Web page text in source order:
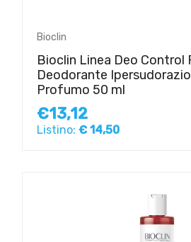
Bioclin
Bioclin Linea Deo Control
Deodorante
Profumo 50 ml
€13,12
Listino: € 14,50